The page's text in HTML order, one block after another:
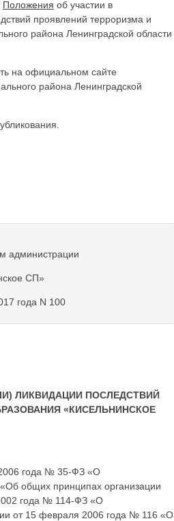
Положения об участии в
проявлений терроризма и
района Ленинградской области
на официальном сайте
района Ленинградской
администрации
СП»
года N 100
ЛИКВИДАЦИИ ПОСЛЕДСТВИЙ
«КИСЕЛЬНИНСКОЕ
года № 35-ФЗ «О
общих принципах организации
года № 114-ФЗ «О
от 15 февраля 2006 года № 116 «О